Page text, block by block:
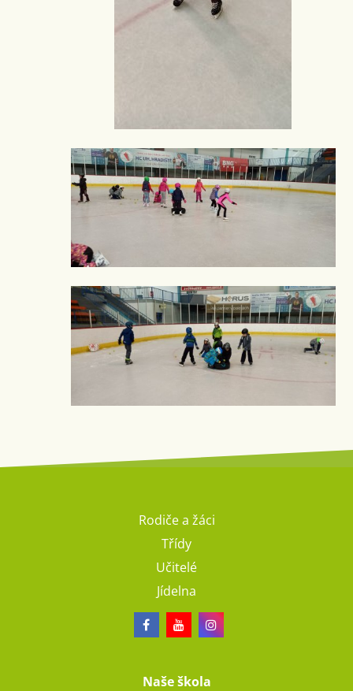
Rodiče a žáci
Třídy
Učitelé
Jídelna
Naše škola